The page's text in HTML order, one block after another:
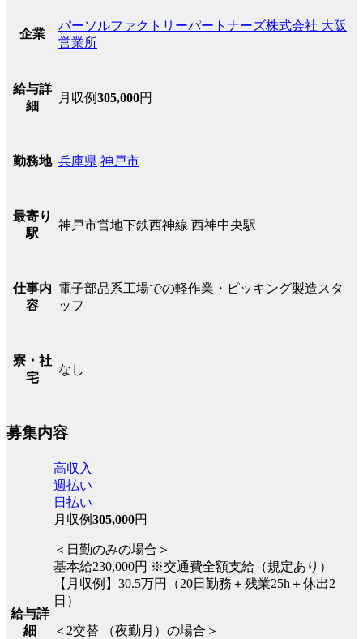
企業
パーソルファクトリーパートナーズ株式会社 大阪
営業所
給与詳
細
月収例305,000円
勤務地 兵庫県 神戸市
最寄り
駅
神戸市営地下鉄西神線 西神中央駅
仕事内
容
電子部品系工場での軽作業・ピッキング製造スタ
ッフ
寮・社
宅
なし
募集内容
給与詳
細
高収入
週払い
日払い
月収例305,000円
＜日勤のみの場合＞
基本給230,000円 ※交通費全額支給（規定あり）
【月収例】30.5万円（20日勤務＋残業25h＋休出2
日）
＜2交替 （夜勤月）の場合＞